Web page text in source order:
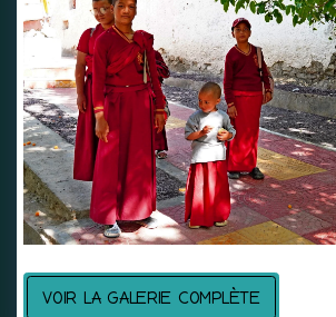
VOIR LA GALERIE COMPLÈTE